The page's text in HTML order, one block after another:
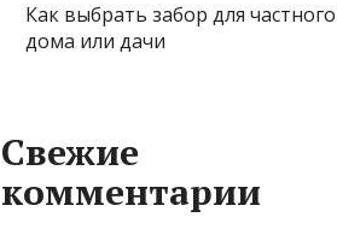
Как выбрать забор для частного
дома или дачи
Свежие
комментарии